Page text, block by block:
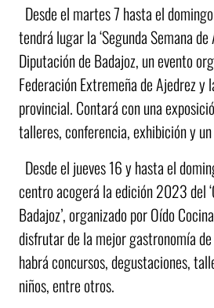
Desde el martes 7 hasta el
tendrá lugar la ‘Segunda Semana de
Diputación de Badajoz, un evento
Federación Extremeña de Ajedrez y
provincial. Contará con una
talleres, conferencia, exhibición y
Desde el jueves 16 y hasta el
centro acogerá la edición 2023 del
Badajoz’, organizado por Oído
disfrutar de la mejor gastronomía
habrá concursos, degustaciones,
niños, entre otros.